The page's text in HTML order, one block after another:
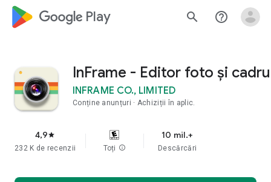
google_logo Play search help_outline
InFrame - Editor foto și cadru
INFRAME CO., LIMITED
Conține anunțuri Achiziții în aplic.
4,9star
232 K de recenzii Toți info
10 mil.+
Descărcări